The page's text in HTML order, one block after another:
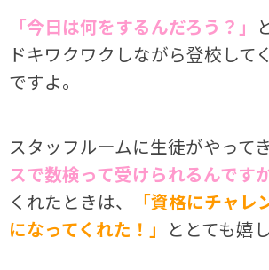
「今日は何をするんだろう？」
ドキワクワクしながら登校して
ですよ。
スタッフルームに生徒がやって
スで数検って受けられるんですか
くれたときは、
「資格にチャレ
になってくれた！」 ととても嬉